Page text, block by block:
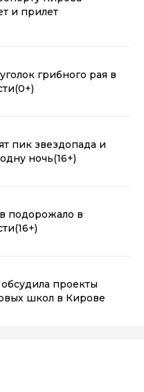
и прилет
грибного рая в
(0+)
пик звездопада и
ночь(16+)
подорожало в
(16+)
проекты
школ в Кирове